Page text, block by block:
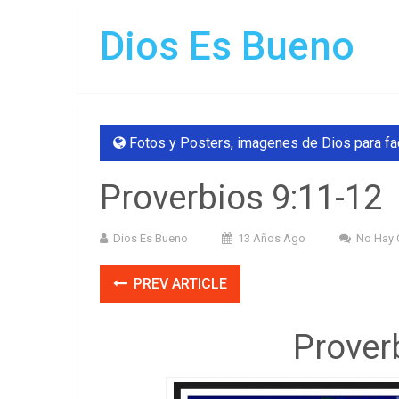
Dios Es Bueno
Fotos y Posters, imagenes de Dios para
Proverbios 9:11-12
Dios Es Bueno 13 Años Ago No Hay
PREV ARTICLE